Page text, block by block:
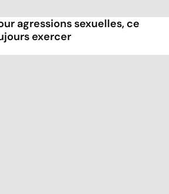
agressions sexuelles, ce
exercer